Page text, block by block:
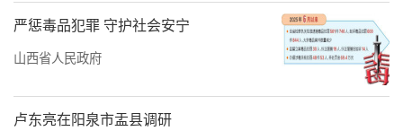
严惩毒品犯罪 守护社会安宁
山西省人民政府
卢东亮在阳泉市盂县调研